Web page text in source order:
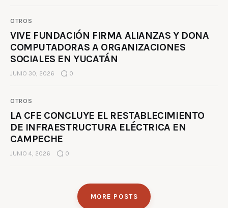
OTROS
VIVE FUNDACIÓN FIRMA ALIANZAS Y DONA
COMPUTADORAS A ORGANIZACIONES
SOCIALES EN YUCATÁN
JUNIO 30, 2026 0
OTROS
LA CFE CONCLUYE EL RESTABLECIMIENTO
DE INFRAESTRUCTURA ELÉCTRICA EN
CAMPECHE
JUNIO 4, 2026 0
MORE POSTS